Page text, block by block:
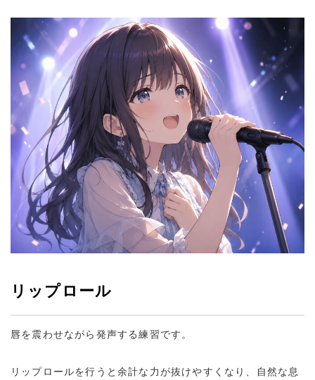
リップロール
唇を震わせながら発声する練習です。
リップロールを行うと余計な力が抜けやすくなり、自然な息